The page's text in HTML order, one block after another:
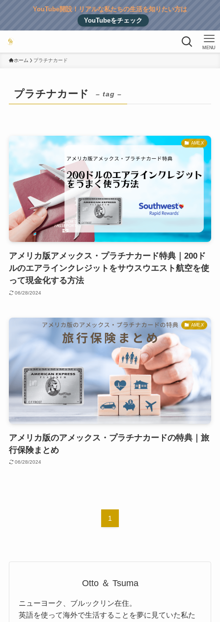
YouTube開設！リアルな私たちの生活を知りたい方は
YouTubeをチェック
MENU
ホーム プラチナカード
プラチナカード – tag –
AMEX
アメリカ版アメックス・プラチナカード特典｜200ド
ルのエアラインクレジットをサウスウエスト航空を使
って現金化する方法
06/28/2024
AMEX
アメリカ版のアメックス・プラチナカードの特典｜旅
行保険まとめ
06/28/2024
1
Otto ＆ Tsuma
ニューヨーク、ブルックリン在住。
英語を使って海外で生活することを夢に見ていた私た